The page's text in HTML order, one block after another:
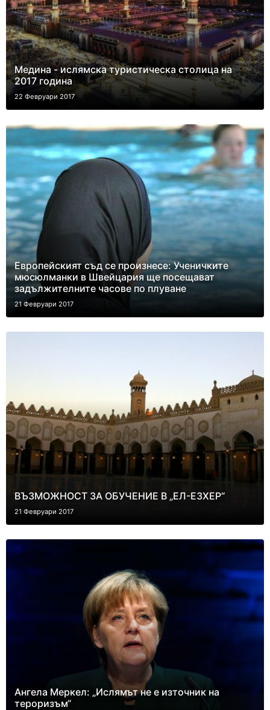
Медина - ислямска туристическа столица на
2017 година
22 Февруари 2017
Европейският съд се произнесе: Ученичките
мюсюлманки в Швейцария ще посещават
задължителните часове по плуване
21 Февруари 2017
ВЪЗМОЖНОСТ ЗА ОБУЧЕНИЕ В „ЕЛ-ЕЗХЕР“
21 Февруари 2017
Ангела Меркел: „Ислямът не е източник на
тероризъм“